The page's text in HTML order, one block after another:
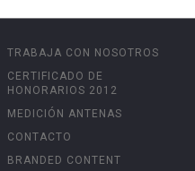
TRABAJA CON NOSOTROS
CERTIFICADO DE
HONORARIOS 2012
MEDICIÓN ANTENAS
CONTACTO
BRANDED CONTENT